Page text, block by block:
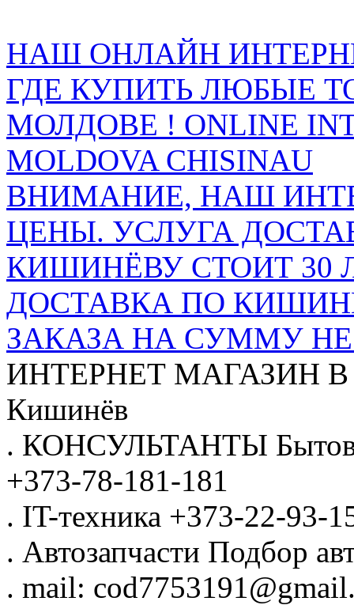
НАШ ОНЛАЙН
ГДЕ КУПИТЬ ЛЮБЫЕ
МОЛДОВЕ ! ONLINE
MOLDOVA CHISINAU
ВНИМАНИЕ, НАШ
ЦЕНЫ. УСЛУГА
КИШИНЁВУ СТОИТ 30
ДОСТАВКА ПО
ЗАКАЗА НА СУММУ НЕ
ИНТЕРНЕТ МАГАЗИН
Кишинёв
. КОНСУЛЬТАНТЫ
+373-78-181-181
. IT-техника +373-22-93-
. Автозапчасти Подбор
. mail: